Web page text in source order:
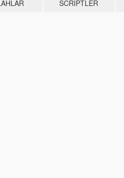
SCRIPTLER